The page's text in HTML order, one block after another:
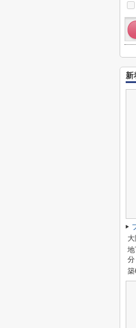
新
分